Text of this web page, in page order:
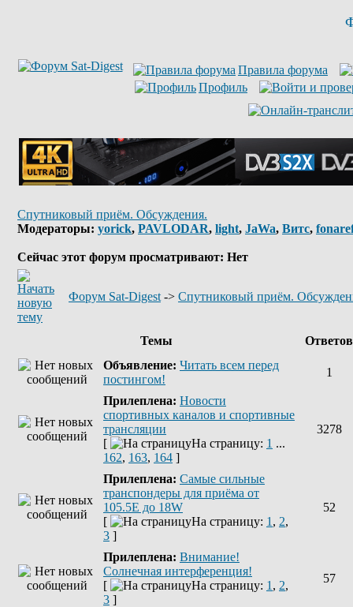
Правила форума
Профиль
Спутниковый приём. Обсуждения.
Модераторы: yorick, PAVLODAR, light, JaWa, Витс,
Сейчас этот форум просматривают: Нет
Форум Sat-Digest -> Спутниковый приём.
Темы
Объявление: Читать всем перед
постингом!
1
Прилеплена: Новости
спортивных каналов и спортивные
трансляции
[
На страницу: 1 ...
162, 163, 164 ]
3278
Прилеплена: Самые сильные
транспондеры для приёма от
105.5Е до 18W
[
На страницу: 1 , 2,
3 ]
52
Прилеплена: Внимание!
Солнечная интерференция!
[
На страницу: 1 , 2,
3 ]
57